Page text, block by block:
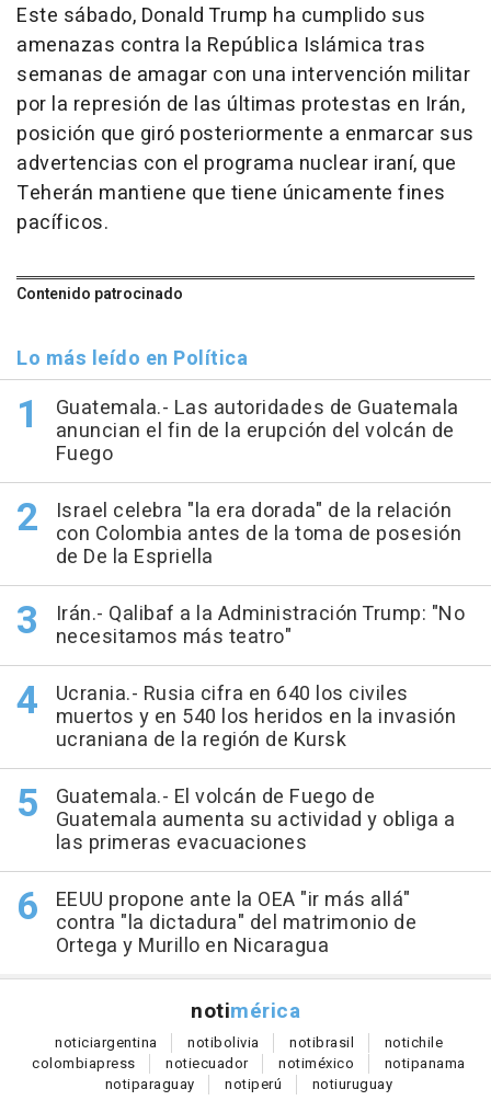
Este sábado, Donald Trump ha cumplido sus
amenazas contra la República Islámica tras
semanas de amagar con una intervención militar
por la represión de las últimas protestas en Irán,
posición que giró posteriormente a enmarcar sus
advertencias con el programa nuclear iraní, que
Teherán mantiene que tiene únicamente fines
pacíficos.
Contenido patrocinado
Lo más leído en Política
Guatemala.- Las autoridades de Guatemala
anuncian el fin de la erupción del volcán de
Fuego
Israel celebra "la era dorada" de la relación
con Colombia antes de la toma de posesión
de De la Espriella
Irán.- Qalibaf a la Administración Trump: "No
necesitamos más teatro"
Ucrania.- Rusia cifra en 640 los civiles
muertos y en 540 los heridos en la invasión
ucraniana de la región de Kursk
Guatemala.- El volcán de Fuego de
Guatemala aumenta su actividad y obliga a
las primeras evacuaciones
EEUU propone ante la OEA "ir más allá"
contra "la dictadura" del matrimonio de
Ortega y Murillo en Nicaragua
notimérica
noticiargentina notibolivia notibrasil notichile
colombiapress notiecuador notiméxico notipanama
notiparaguay notiperú notiuruguay